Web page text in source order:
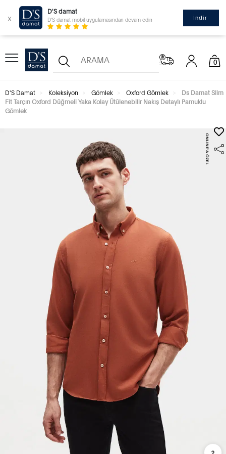
x
D'S damat
D'S damat mobil uygulamasından devam edin İndir
0
D'S Damat Koleksiyon Gömlek Oxford Gömlek
Ds Damat Slim
Fit Tarçın Oxford Düğmeli Yaka Kolay Ütülenebilir Nakış Detaylı Pamuklu
Gömlek